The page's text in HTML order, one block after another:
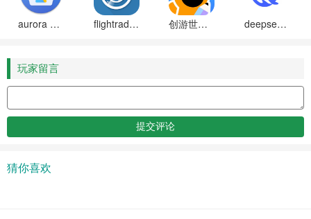
aurora store中文版下载 flightradar24中文破解版 创游世界(创游编辑器)下载安装手机正版 deepseekv3官方正版app下载
玩家留言
猜你喜欢